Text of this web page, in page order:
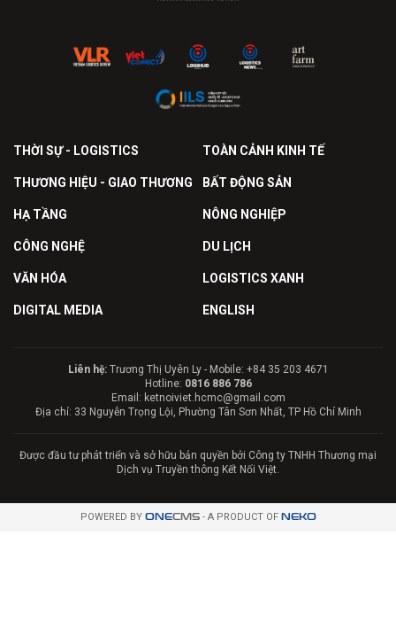
THỜI SỰ - LOGISTICS TOÀN CẢNH KINH TẾ
THƯƠNG HIỆU - GIAO THƯƠNG BẤT ĐỘNG SẢN
HẠ TẦNG NÔNG NGHIỆP
CÔNG NGHỆ DU LỊCH
VĂN HÓA LOGISTICS XANH
DIGITAL MEDIA ENGLISH
Liên hệ:Trương Thị Uyên Ly - Mobile: +84 35 203 4671
Hotline: 0816 886 786
Email: ketnoiviet.hcmc@gmail.com
Địa chỉ: 33 Nguyễn Trọng Lội, Phường Tân Sơn Nhất, TP Hồ Chí Minh
Được đầu tư phát triển và sở hữu bản quyền bởi Công ty TNHH Thương mại
Dịch vụ Truyền thông Kết Nối Việt.
POWERED BY ONECMS- A PRODUCT OF NEKO